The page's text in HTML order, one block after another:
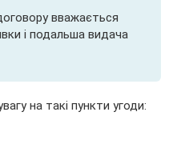
вважається
і подальша видача
на такі пункти угоди: